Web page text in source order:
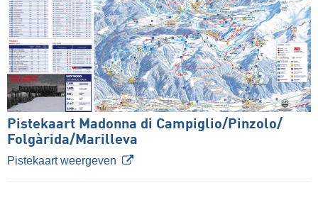
Pistekaart Madonna di Campiglio/​Pinzolo/​
Folgàrida/​Marilleva
Pistekaart weergeven